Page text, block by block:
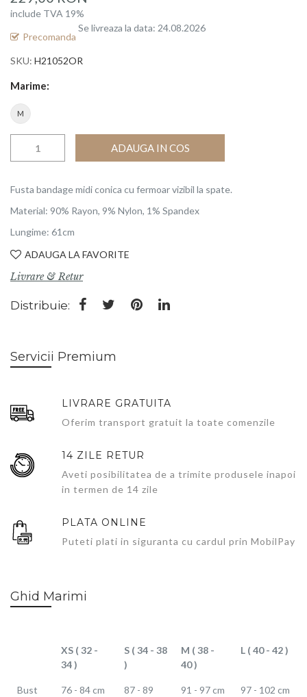
of
the
images
include TVA 19%
Precomanda
Se livreaza la data: 24.08.2026
SKU H21052OR
Marime
M
ADAUGA IN COS
Fusta bandage midi conica cu fermoar vizibil la spate.
Material: 90% Rayon, 9% Nylon, 1% Spandex
Lungime: 61cm
ADAUGA LA FAVORITE
Livrare & Retur
Distribuie:
Servicii Premium
LIVRARE GRATUITA
Oferim transport gratuit la toate comenzile
14 ZILE RETUR
Aveti posibilitatea de a trimite produsele inapoi
in termen de 14 zile
PLATA ONLINE
Puteti plati in siguranta cu cardul prin MobilPay
Ghid Marimi
XS ( 32 -
34 )
S ( 34 - 38
)
M ( 38 -
40 )
L ( 40 - 42 )
Bust 76 - 84 cm
87 - 89
91 - 97 cm 97 - 102 cm